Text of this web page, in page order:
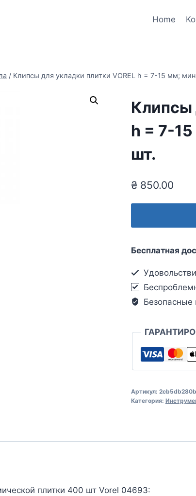
Home
/ Клипсы для укладки плитки VOREL h = 7-15 мм;
Клипсы
h = 7-
шт.
₴850.00
Бесплатная
Безопасные
Артикул:
Категория:
плитки 400 шт Vorel 04693: